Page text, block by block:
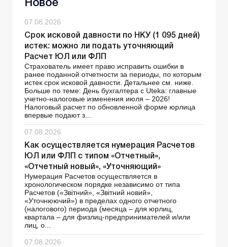
Новое
07.08.2026
Срок исковой давности по НКУ (1 095 дней)
истек: можно ли подать уточняющий
Расчет ЮЛ или ФЛП
Страхователь имеет право исправить ошибки в
ранее поданной отчетности за периоды, по которым
истек срок исковой давности. Детальнее см. ниже.
Больше по теме: День бухгалтера с Uteka: главные
учетно-налоговые изменения июля – 2026!
Налоговый расчет по обновленной форме юрлица
впервые подают з...
07.08.2026
Как осуществляется нумерация Расчетов
ЮЛ или ФЛП с типом «Отчетный»,
«Отчетный новый», «Уточняющий»
Нумерация Расчетов осуществляется в
хронологическом порядке независимо от типа
Расчетов («Звітний», «Звітний новий»,
«Уточнюючий») в пределах одного отчетного
(налогового) периода (месяца – для юрлиц,
квартала – для физлиц-предпринимателей и/или
лиц, о...
07.08.2026